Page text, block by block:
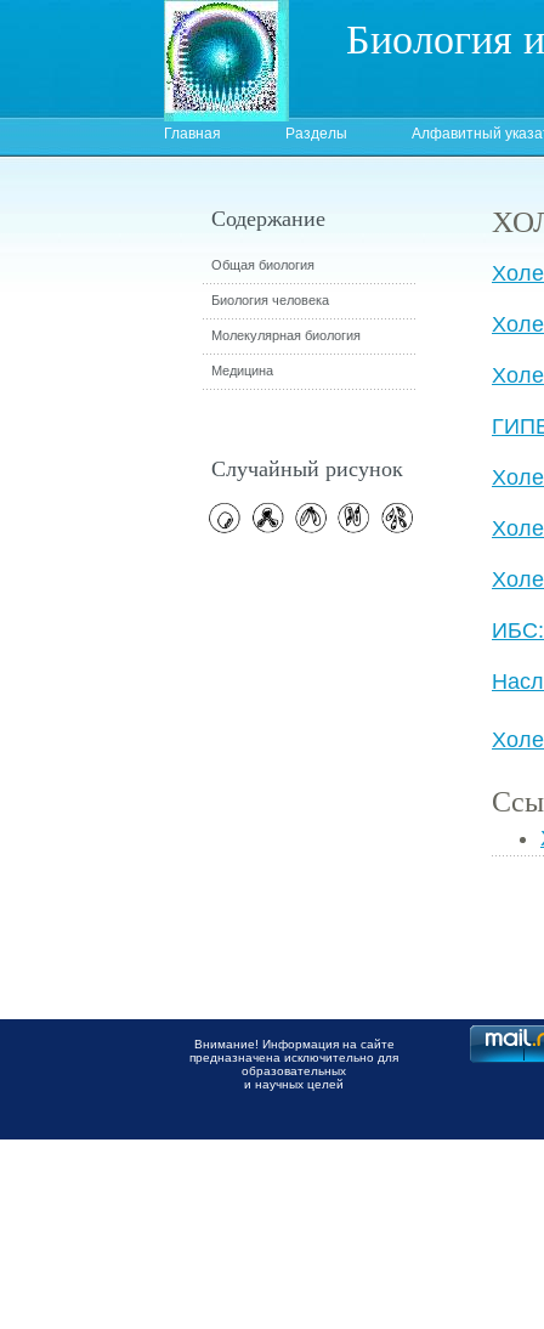
Биология
Главная Разделы Алфавитный
ИБС:
Содержание
Общая биология
Биология человека
Молекулярная биология
Медицина
Случайный рисунок
Внимание! Информация на сайте
предназначена исключительно для
образовательных
и научных целей